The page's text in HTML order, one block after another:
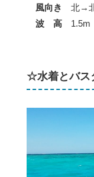
風向き
北→
波 高
1.5m
☆水着とバス